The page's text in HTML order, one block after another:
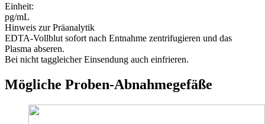
Einheit:
pg/mL
Hinweis zur Präanalytik
EDTA-Vollblut sofort nach Entnahme zentrifugieren und das
Plasma abseren.
Bei nicht taggleicher Einsendung auch einfrieren.
Mögliche Proben-Abnahmegefäße